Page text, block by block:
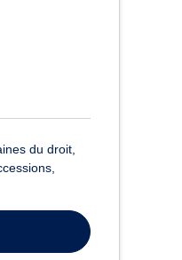
du droit,